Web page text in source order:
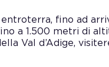
entroterra, fino ad
a 1.500 metri di
Val d’Adige,